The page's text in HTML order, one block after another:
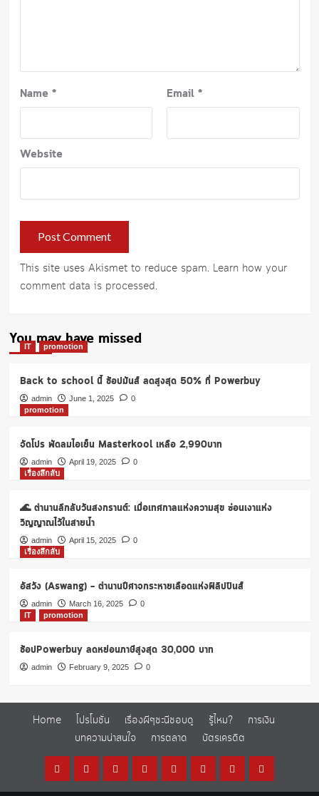
Name * Email *
Website
This site uses Akismet to reduce spam. Learn how your
comment data is processed.
You may have missed
IT promotion
Back to school นี้ ช้อปมันส์ ลดสูงสุด 50% ที่ Powerbuy
admin June 1, 2025
0
promotion
จัดโปร พัดลมไอเย็น Masterkool เหลือ 2,990บาท
admin April 19, 2025
0
เรื่องลึกลับ
🌊 ตำนานลึกลับวันสงกรานต์: เมื่อเทศกาลแห่งความสุข ซ่อนเงาแห่ง
วิญญาณไว้ในสายน้ำ
admin April 15, 2025
0
เรื่องลึกลับ
อัสวัง (Aswang) – ตำนานปีศาจกระหายเลือดแห่งฟิลิปปินส์
admin March 16, 2025
0
IT
promotion
ช้อปPowerbuy ลดหย่อนภาษีสูงสุด 30,000 บาท
admin February 9, 2025 0
Home โปรโมชั่น เรื่องผีๆชะนีชอบดู รู้ไหม?
การเงิน
บทความน่าสนใจ
การตลาด บัตรเครดิต
Home โปร เรื่อง รู้ การ บทความการ บัตร